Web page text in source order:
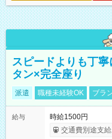
スピードよりも丁
タン×完全座り
派遣 職種未経験OK ブラ
給与
時給1500円
交通費別途支給